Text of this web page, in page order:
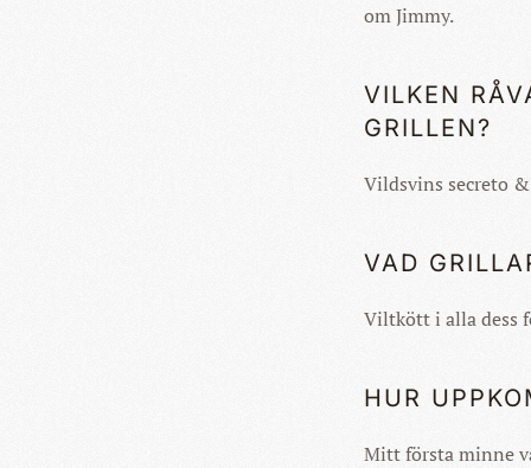
om Jimmy.
VILKEN
GRILLEN?
Vildsvins secreto
VAD
Viltkött i alla dess
HUR
Mitt första minne